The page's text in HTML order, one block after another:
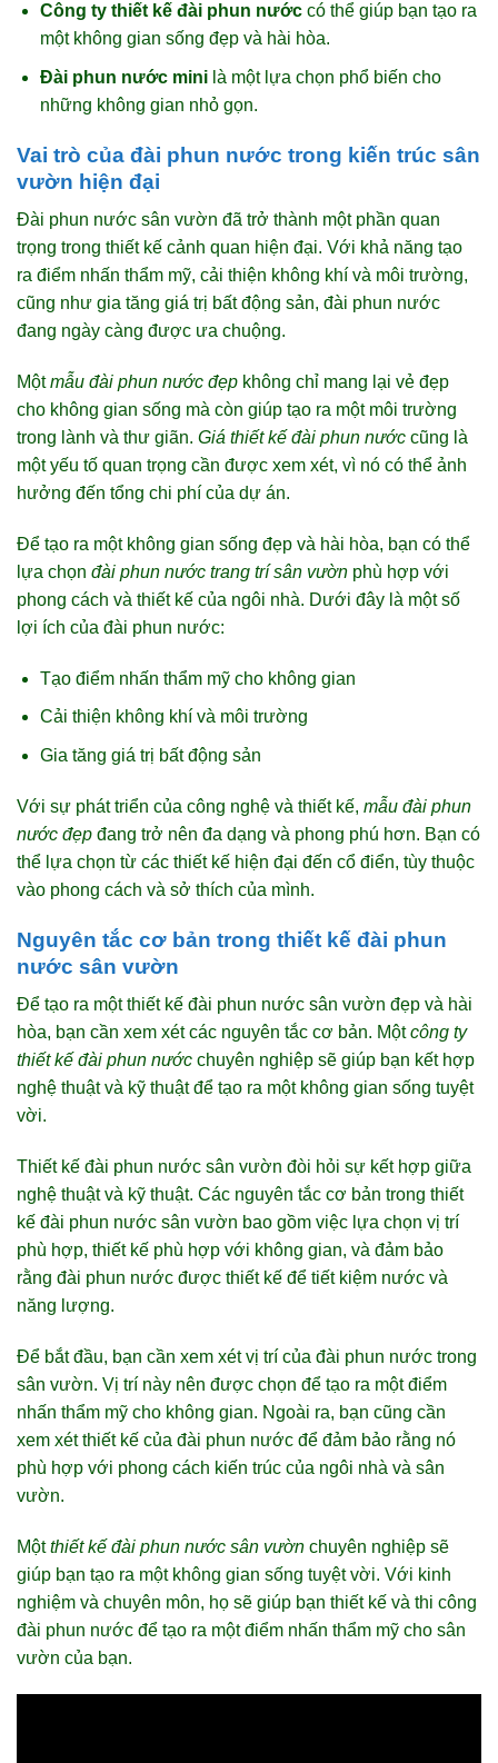
Công ty thiết kế đài phun nướccó thể giúp bạn tạo ra
một không gian sống đẹp và hài hòa.
Đài phun nước minilà một lựa chọn phổ biến cho
những không gian nhỏ gọn.
Vai trò của đài phun nước trong kiến trúc sân
vườn hiện đại
Đài phun nước sân vườn đã trở thành một phần quan
trọng trong thiết kế cảnh quan hiện đại. Với khả năng tạo
ra điểm nhấn thẩm mỹ, cải thiện không khí và môi trường,
cũng như gia tăng giá trị bất động sản, đài phun nước
đang ngày càng được ưa chuộng.
Mộtmẫu đài phun nước đẹp không chỉ mang lại vẻ đẹp
cho không gian sống mà còn giúp tạo ra một môi trường
trong lành và thư giãn. Giá thiết kế đài phun nước cũng là
một yếu tố quan trọng cần được xem xét, vì nó có thể ảnh
hưởng đến tổng chi phí của dự án.
Để tạo ra một không gian sống đẹp và hài hòa, bạn có thể
lựa chọn đài phun nước trang trí sân vườn phù hợp với
phong cách và thiết kế của ngôi nhà. Dưới đây là một số
lợi ích của đài phun nước:
Tạo điểm nhấn thẩm mỹ cho không gian
Cải thiện không khí và môi trường
Gia tăng giá trị bất động sản
Với sự phát triển của công nghệ và thiết kế, mẫu đài phun
nước đẹp đang trở nên đa dạng và phong phú hơn. Bạn có
thể lựa chọn từ các thiết kế hiện đại đến cổ điển, tùy thuộc
vào phong cách và sở thích của mình.
Nguyên tắc cơ bản trong thiết kế đài phun
nước sân vườn
Để tạo ra một thiết kế đài phun nước sân vườn đẹp và hài
hòa, bạn cần xem xét các nguyên tắc cơ bản. Mộtcông ty
thiết kế đài phun nước chuyên nghiệp sẽ giúp bạn kết hợp
nghệ thuật và kỹ thuật để tạo ra một không gian sống tuyệt
vời.
Thiết kế đài phun nước sân vườn đòi hỏi sự kết hợp giữa
nghệ thuật và kỹ thuật. Các nguyên tắc cơ bản trong thiết
kế đài phun nước sân vườn bao gồm việc lựa chọn vị trí
phù hợp, thiết kế phù hợp với không gian, và đảm bảo
rằng đài phun nước được thiết kế để tiết kiệm nước và
năng lượng.
Để bắt đầu, bạn cần xem xét vị trí của đài phun nước trong
sân vườn. Vị trí này nên được chọn để tạo ra một điểm
nhấn thẩm mỹ cho không gian. Ngoài ra, bạn cũng cần
xem xét thiết kế của đài phun nước để đảm bảo rằng nó
phù hợp với phong cách kiến trúc của ngôi nhà và sân
vườn.
Mộtthiết kế đài phun nước sân vườn chuyên nghiệp sẽ
giúp bạn tạo ra một không gian sống tuyệt vời. Với kinh
nghiệm và chuyên môn, họ sẽ giúp bạn thiết kế và thi công
đài phun nước để tạo ra một điểm nhấn thẩm mỹ cho sân
vườn của bạn.